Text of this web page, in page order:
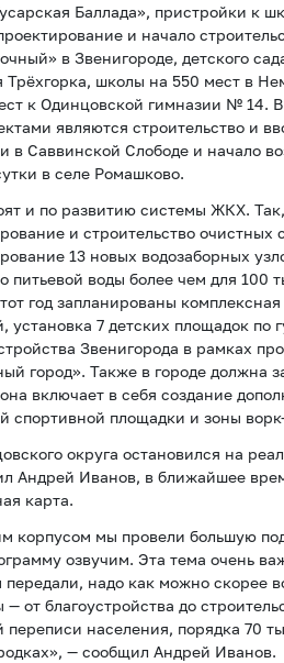
Баллада», пристройки к
и начало
в Звенигороде, детского
школы на 550 мест в
к Одинцовской гимназии № 14.
являются строительство и
в Саввинской Слободе и начало
в селе Ромашково.
и по развитию системы ЖКХ.
и строительство очистных
13 новых водозаборных
питьевой воды более чем для 100
год запланированы
установка 7 детских площадок по
Звенигорода в рамках
город». Также в городе должна
включает в себя создание
спортивной площадки и зоны
округа остановился на
Андрей Иванов, в ближайшее
карта.
корпусом мы провели большую
озвучим. Эта тема очень
передали, надо как можно скорее
от благоустройства до
населения, порядка 70
— сообщил Андрей Иванов.